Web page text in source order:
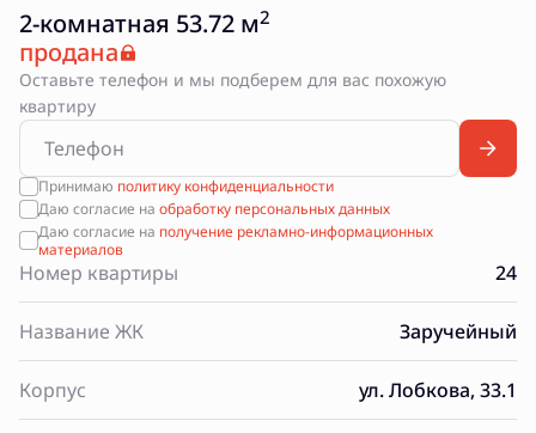
2-комнатная 53.72 м2
продана
Оставьте телефон и мы подберем для вас похожую
квартиру
Принимаю политику конфиденциальности
Даю согласие на обработку персональных данных
Даю согласие на получение рекламно-информационных
материалов
Номер квартиры 24
Название ЖК Заручейный
Корпус ул. Лобкова, 33.1